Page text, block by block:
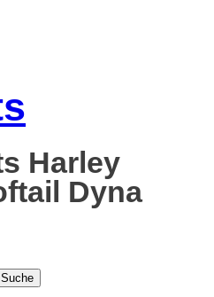
Harley
Dyna
Suche